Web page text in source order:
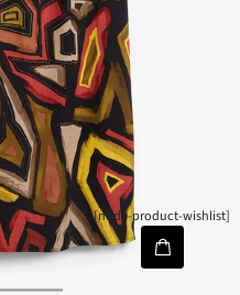
[node-product-wishlist]